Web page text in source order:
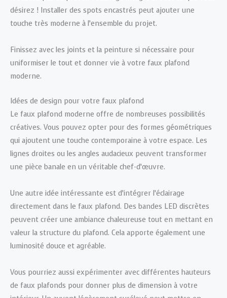
désirez ! Installer des spots encastrés peut ajouter une
touche très moderne à l’ensemble du projet.
Finissez avec les joints et la peinture si nécessaire pour
uniformiser le tout et donner vie à votre faux plafond
moderne.
Idées de design pour votre faux plafond
Le faux plafond moderne offre de nombreuses possibilités
créatives. Vous pouvez opter pour des formes géométriques
qui ajoutent une touche contemporaine à votre espace. Les
lignes droites ou les angles audacieux peuvent transformer
une pièce banale en un véritable chef-d’œuvre.
Une autre idée intéressante est d’intégrer l’éclairage
directement dans le faux plafond. Des bandes LED discrètes
peuvent créer une ambiance chaleureuse tout en mettant en
valeur la structure du plafond. Cela apporte également une
luminosité douce et agréable.
Vous pourriez aussi expérimenter avec différentes hauteurs
de faux plafonds pour donner plus de dimension à votre